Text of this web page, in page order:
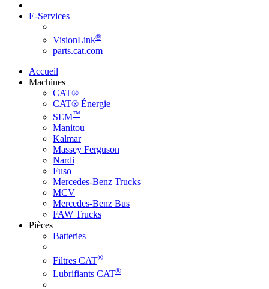
E-Services
VisionLink®
parts.cat.com
Accueil
Machines
CAT®
CAT® Énergie
SEM™
Manitou
Kalmar
Massey Ferguson
Nardi
Fuso
Mercedes-Benz Trucks
MCV
Mercedes-Benz Bus
FAW Trucks
Pièces
Batteries
Filtres CAT®
Lubrifiants CAT®